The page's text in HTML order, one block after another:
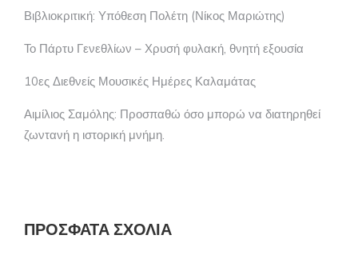
Βιβλιοκριτική: Υπόθεση Πολέτη (Νίκος Μαριώτης)
Το Πάρτυ Γενεθλίων – Χρυσή φυλακή, θνητή εξουσία
10ες Διεθνείς Μουσικές Ημέρες Καλαμάτας
Αιμίλιος Σαμόλης: Προσπαθώ όσο μπορώ να διατηρηθεί
ζωντανή η ιστορική μνήμη.
ΠΡΌΣΦΑΤΑ ΣΧΌΛΙΑ